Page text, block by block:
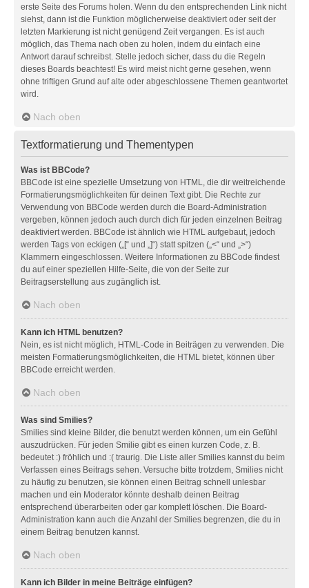
erste Seite des Forums holen. Wenn du den entsprechenden Link nicht
siehst, dann ist die Funktion möglicherweise deaktiviert oder seit der
letzten Markierung ist nicht genügend Zeit vergangen. Es ist auch
möglich, das Thema nach oben zu holen, indem du einfach eine
Antwort darauf schreibst. Stelle jedoch sicher, dass du die Regeln
dieses Boards beachtest! Es wird meist nicht gerne gesehen, wenn
ohne triftigen Grund auf alte oder abgeschlossene Themen geantwortet
wird.
Nach oben
Textformatierung und Thementypen
Was ist BBCode?
BBCode ist eine spezielle Umsetzung von HTML, die dir weitreichende
Formatierungsmöglichkeiten für deinen Text gibt. Die Rechte zur
Verwendung von BBCode werden durch die Board-Administration
vergeben, können jedoch auch durch dich für jeden einzelnen Beitrag
deaktiviert werden. BBCode ist ähnlich wie HTML aufgebaut, jedoch
werden Tags von eckigen („[“ und „]“) statt spitzen („<“ und „>“)
Klammern eingeschlossen. Weitere Informationen zu BBCode findest
du auf einer speziellen Hilfe-Seite, die von der Seite zur
Beitragserstellung aus zugänglich ist.
Nach oben
Kann ich HTML benutzen?
Nein, es ist nicht möglich, HTML-Code in Beiträgen zu verwenden. Die
meisten Formatierungsmöglichkeiten, die HTML bietet, können über
BBCode erreicht werden.
Nach oben
Was sind Smilies?
Smilies sind kleine Bilder, die benutzt werden können, um ein Gefühl
auszudrücken. Für jeden Smilie gibt es einen kurzen Code, z. B.
bedeutet :) fröhlich und :( traurig. Die Liste aller Smilies kannst du beim
Verfassen eines Beitrags sehen. Versuche bitte trotzdem, Smilies nicht
zu häufig zu benutzen, sie können einen Beitrag schnell unlesbar
machen und ein Moderator könnte deshalb deinen Beitrag
entsprechend überarbeiten oder gar komplett löschen. Die Board-
Administration kann auch die Anzahl der Smilies begrenzen, die du in
einem Beitrag benutzen kannst.
Nach oben
Kann ich Bilder in meine Beiträge einfügen?